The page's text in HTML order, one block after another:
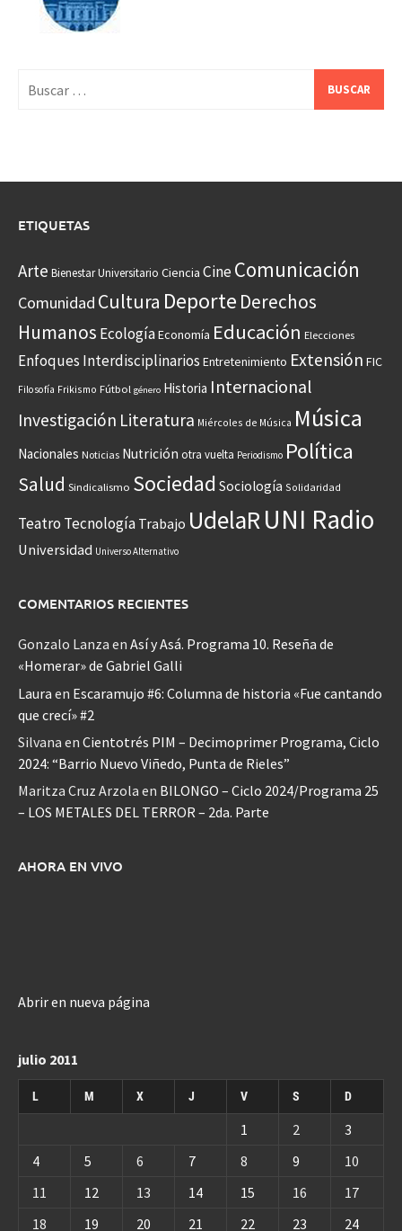
ETIQUETAS
Arte Bienestar Universitario Ciencia CineComunicación
Comunidad Cultura Deporte Derechos
Humanos EcologíaEconomía Educación Elecciones
Enfoques Interdisciplinarios Entretenimiento Extensión FIC
Filosofía Frikismo Fútbol género Historia Internacional
Investigación Literatura Miércoles de Música Música
Nacionales Noticias Nutrición otra vuelta Periodismo Política
Salud Sindicalismo Sociedad Sociología Solidaridad
Teatro Tecnología Trabajo UdelaRUNI Radio
Universidad Universo Alternativo
COMENTARIOS RECIENTES
Gonzalo Lanza en Así y Asá. Programa 10. Reseña de
«Homerar» de Gabriel Galli
Laura en Escaramujo #6: Columna de historia «Fue cantando
que crecí» #2
Silvana en Cientotrés PIM – Decimoprimer Programa, Ciclo
2024: “Barrio Nuevo Viñedo, Punta de Rieles”
Maritza Cruz Arzola en BILONGO – Ciclo 2024/Programa 25
– LOS METALES DEL TERROR – 2da. Parte
AHORA EN VIVO
Abrir en nueva página
julio 2011
L M X J V S D
1 2
3
4
5 6 7 8 9
10
11
12 13 14 15 16
17
18
19 20 21 22 23 24